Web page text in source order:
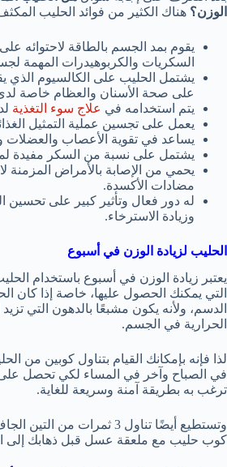
الوزن؟ هناك الكثير من فوائد الحليب
يقوم بمد الجسم بالطاقة لاحتوائه
السكريات والكربوهيدرات المهمة
يشتمل الحليب على الكالسيوم الذي
على صحة الأسنان والعظام خاصة
يتم استخدامه في علاج سوء التغذية
يعمل على تجسين عملية التمثيل
يساعد في تقوية الأعصاب والعضلات
يشتمل على نسبة من السكر مفيدة
يحمي من الإصابة بالأمراض المزمنة
مضادات الأكسدة.
له دور فعال وتأثير كبير على تحسين
وزيادة الاسترخاء.
الحليب لزيادة الوزن في أسبوع
يعتبر زيادة الوزن في أسبوع باستخدام
التي يمكنك الحصول عليها، خاصة إذا كان
الدسم، ولأنه يكون مشبعًا بالدهون التي
الحرارية في الجسم.
لذا فإنه بإمكانك القيام بتناول كوبين من
في الصباح وآخر في المساء لكي تحصل
ترغب به بطريقة آمنة وسريعة للغاية.
كوب حليب مع ملعقة عسل قبل ذهابك إلى